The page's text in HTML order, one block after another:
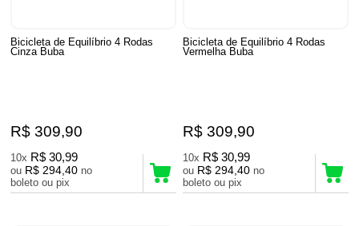
Bicicleta de Equilíbrio 4 Rodas
Cinza Buba
R$ 309,90
10x R$ 30,99
ou R$ 294,40 no
boleto ou pix
Bicicleta de Equilíbrio 4 Rodas
Vermelha Buba
R$ 309,90
10x R$ 30,99
ou R$ 294,40 no
boleto ou pix